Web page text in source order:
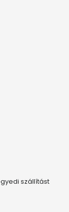
szállítást